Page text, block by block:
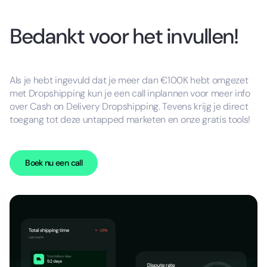
Bedankt voor het invullen!
Als je hebt ingevuld dat je meer dan €100K hebt omgezet
met Dropshipping kun je een call inplannen voor meer info
over Cash on Delivery Dropshipping. Tevens krijg je direct
toegang tot deze untapped marketen en onze gratis tools!
Boek nu een call